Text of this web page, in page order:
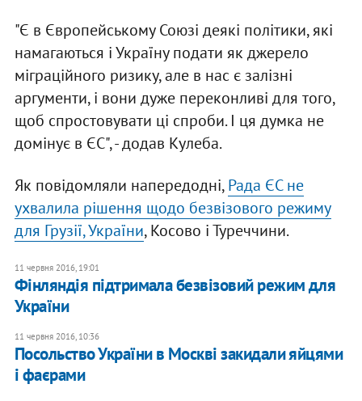
"Є в Європейському Союзі деякі політики, які
намагаються і Україну подати як джерело
міграційного ризику, але в нас є залізні
аргументи, і вони дуже переконливі для того,
щоб спростовувати ці спроби. І ця думка не
домінує в ЄС", - додав Кулеба.
Як повідомляли напередодні,Рада ЄС не
ухвалила рішення щодо безвізового режиму
для Грузії, України, Косово і Туреччини.
11 червня 2016, 19:01
Фінляндія підтримала безвізовий режим для
України
11 червня 2016, 10:36
Посольство України в Москві закидали яйцями
і фаєрами